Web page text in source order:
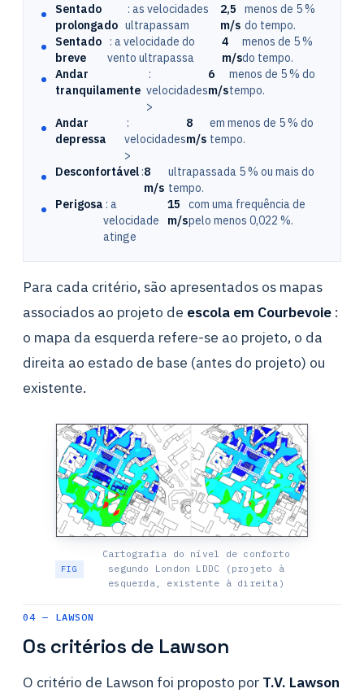
Sentado
prolongado
: as velocidades
ultrapassam
2,5
m/s
menos de 5 %
do tempo.
Sentado
breve
: a velocidade do
vento ultrapassa
4
m/s
menos de 5 %
do tempo.
Andar
tranquilamente
:
velocidades
>
6
m/s
menos de 5 % do
tempo.
Andar
depressa
:
velocidades
>
8
m/s
em menos de 5 % do
tempo.
Desconfortável :8
m/s
ultrapassada 5 % ou mais do
tempo.
Perigosa : a
velocidade
atinge
15
m/s
com uma frequência de
pelo menos 0,022 %.
Para cada critério, são apresentados os mapas
associados ao projeto de escola em Courbevoie :
o mapa da esquerda refere-se ao projeto, o da
direita ao estado de base (antes do projeto) ou
existente.
Cartografia do nível de conforto
segundo London LDDC (projeto à
esquerda, existente à direita)
04 — LAWSON
Os critérios de Lawson
O critério de Lawson foi proposto por T.V. Lawson